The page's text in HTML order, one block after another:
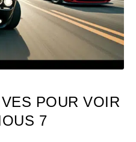
POUR VOIR
7